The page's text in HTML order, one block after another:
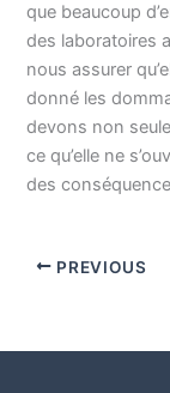
que beaucoup
des laboratoires
nous assurer
donné les
devons non
ce qu’elle ne
des
PREVIOUS